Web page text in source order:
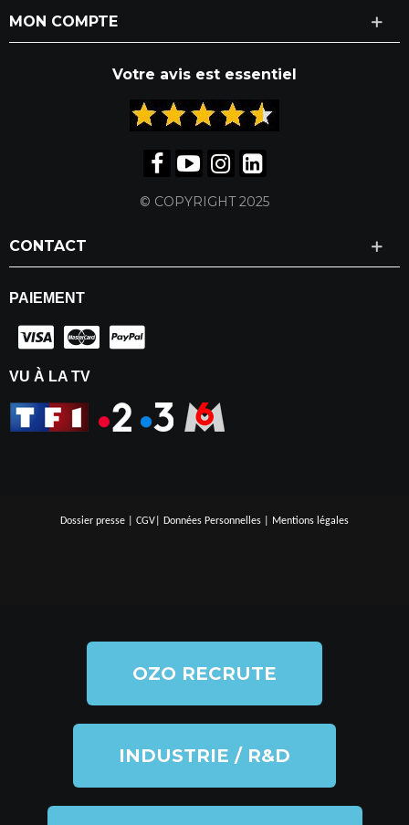
MON COMPTE
Votre avis est essentiel
© COPYRIGHT 2025
CONTACT
PAIEMENT
VU À LA TV
Dossier presse CGV Données Personnelles Mentions légales
OZO RECRUTE
INDUSTRIE / R&D